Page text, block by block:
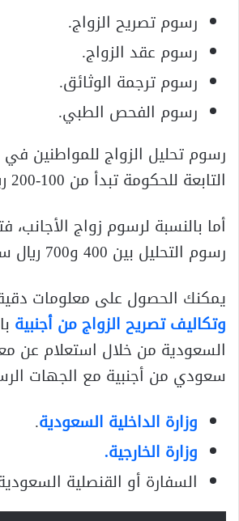
رسوم تصريح الزواج.
رسوم عقد الزواج.
رسوم ترجمة الوثائق.
رسوم الفحص الطبي.
رسوم تحليل الزواج للمواطنين
التابعة للحكومة تبدأ من 100-200 ريال سعودي.
أما بالنسبة لرسوم زواج الأجانب،
رسوم التحليل بين 400 و700 ريال سعودي.
يمكنك الحصول على معلومات
وتكاليف تصريح الزواج من أجنبية
السعودية من خلال استعلام عن
سعودي من أجنبية مع الجهات
وزارة الداخلية السعودية.
وزارة الخارجية.
السفارة أو القنصلية